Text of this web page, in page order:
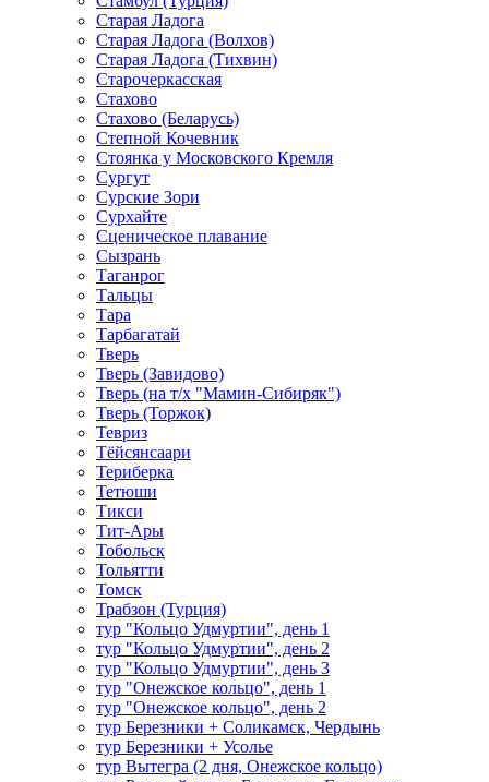
Старая Ладога
Старая Ладога (Волхов)
Старая Ладога (Тихвин)
Старочеркасская
Стахово
Стахово (Беларусь)
Степной Кочевник
Стоянка у Московского Кремля
Сургут
Сурские Зори
Сурхайте
Сценическое плавание
Сызрань
Таганрог
Тальцы
Тара
Тарбагатай
Тверь
Тверь (Завидово)
Тверь (на т/х "Мамин-Сибиряк")
Тверь (Торжок)
Тевриз
Тёйсянсаари
Териберка
Тетюши
Тикси
Тит-Ары
Тобольск
Тольятти
Томск
Трабзон (Турция)
тур "Кольцо Удмуртии", день 1
тур "Кольцо Удмуртии", день 2
тур "Кольцо Удмуртии", день 3
тур "Онежское кольцо", день 1
тур "Онежское кольцо", день 2
тур Березники + Соликамск, Чердынь
тур Березники + Усолье
тур Вытегра (2 дня, Онежское кольцо)